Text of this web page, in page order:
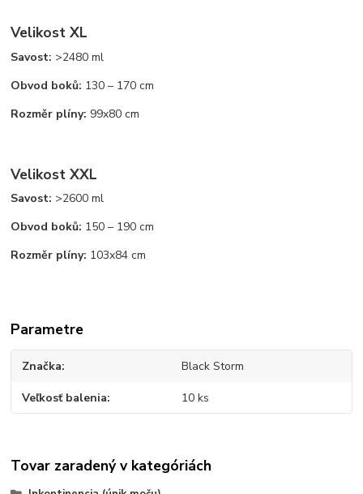
Velikost XL
Savost: >2480 ml
Obvod boků: 130 – 170 cm
Rozměr plíny: 99x80 cm
Velikost XXL
Savost: >2600 ml
Obvod boků: 150 – 190 cm
Rozměr plíny: 103x84 cm
Parametre
Značka Black Storm
Veľkosť balenia 10 ks
Tovar zaradený v kategóriách